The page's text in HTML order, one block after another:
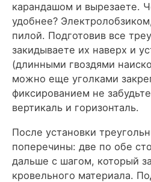
карандашом и вырезаете.
удобнее?
пилой. Подготовив все
закидываете их наверх и
(длинными гвоздями
можно еще уголками
фиксированием не
вертикаль и горизонталь.
После установки
поперечины: две по обе
дальше с шагом, который
кровельного материала.